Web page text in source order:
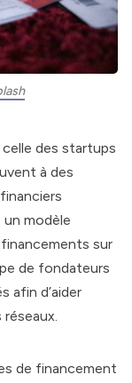
des startups
à des
modèle
sur
de fondateurs
afin d’aider
de financement